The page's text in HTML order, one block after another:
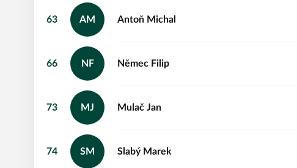
63 AM Michal
Antoň
66 NF Filip
Němec
73 MJ Jan
Mulač
74 SM Marek
Slabý